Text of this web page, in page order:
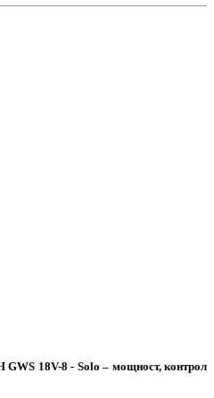
18V-8 - Solo – мощност, контрол